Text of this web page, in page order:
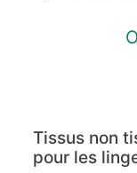
Tissus non
pour les